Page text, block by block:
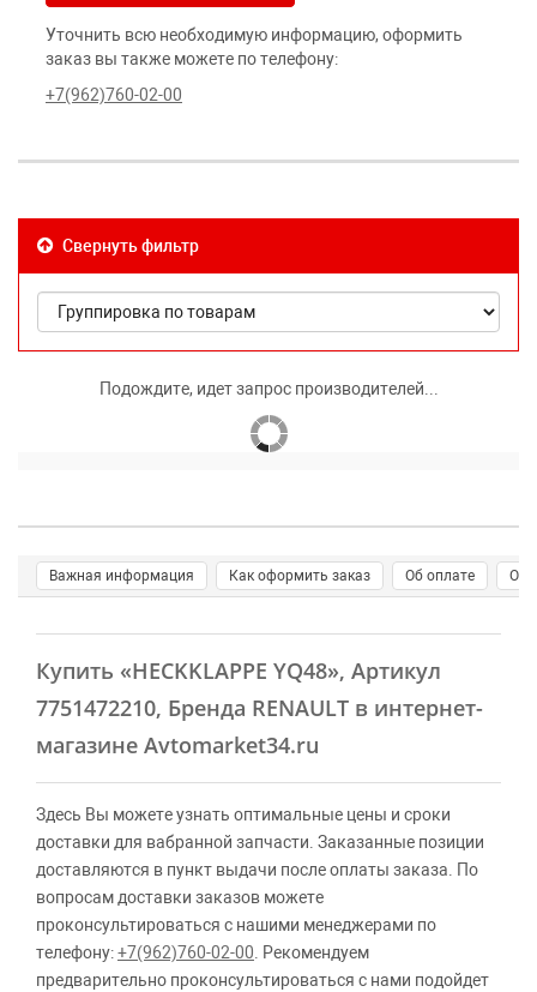
Уточнить всю необходимую информацию, оформить
заказ вы также можете по телефону:
+7(962)760-02-00
Свернуть фильтр
Подождите, идет запрос производителей...
Важная информация Как оформить заказ Об оплате О
Купить «HECKKLAPPE YQ48», Артикул
7751472210, Бренда RENAULT в интернет-
магазине Avtomarket34.ru
Здесь Вы можете узнать оптимальные цены и сроки
доставки для вабранной запчасти. Заказанные позиции
доставляются в пункт выдачи после оплаты заказа. По
вопросам доставки заказов можете
проконсультироваться с нашими менеджерами по
телефону:+7(962)760-02-00 . Рекомендуем
предварительно проконсультироваться с нами подойдет